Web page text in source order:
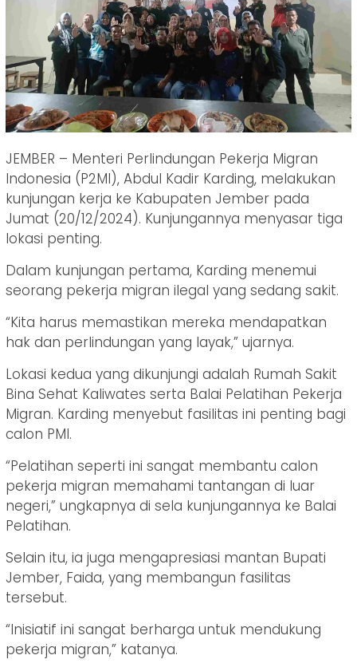
JEMBER – Menteri Perlindungan Pekerja Migran
Indonesia (P2MI), Abdul Kadir Karding, melakukan
kunjungan kerja ke Kabupaten Jember pada
Jumat (20/12/2024). Kunjungannya menyasar tiga
lokasi penting.
Dalam kunjungan pertama, Karding menemui
seorang pekerja migran ilegal yang sedang sakit.
“Kita harus memastikan mereka mendapatkan
hak dan perlindungan yang layak,” ujarnya.
Lokasi kedua yang dikunjungi adalah Rumah Sakit
Bina Sehat Kaliwates serta Balai Pelatihan Pekerja
Migran. Karding menyebut fasilitas ini penting bagi
calon PMI.
“Pelatihan seperti ini sangat membantu calon
pekerja migran memahami tantangan di luar
negeri,” ungkapnya di sela kunjungannya ke Balai
Pelatihan.
Selain itu, ia juga mengapresiasi mantan Bupati
Jember, Faida, yang membangun fasilitas
tersebut.
“Inisiatif ini sangat berharga untuk mendukung
pekerja migran,” katanya.